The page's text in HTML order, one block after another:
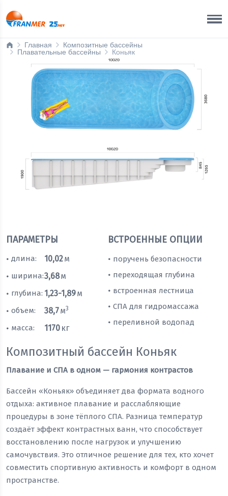
Главная
Композитные бассейны
Плавательные бассейны
Коньяк
ПАРАМЕТРЫ
• длина: 10,02м
• ширина:3,68м
• глубина: 1,23-1,89м
• объем: 38,7м3
• масса: 1170 кг
ВСТРОЕННЫЕ ОПЦИИ
• поручень безопасности
• переходящая глубина
• встроенная лестница
• СПА для гидромассажа
• переливной водопад
Композитный бассейн Коньяк
Плавание и СПА в одном — гармония контрастов
Бассейн «Коньяк» объединяет два формата водного
отдыха: активное плавание и расслабляющие
процедуры в зоне тёплого СПА. Разница температур
создаёт эффект контрастных ванн, что способствует
восстановлению после нагрузок и улучшению
самочувствия. Это отличное решение для тех, кто хочет
совместить спортивную активность и комфорт в одном
пространстве.